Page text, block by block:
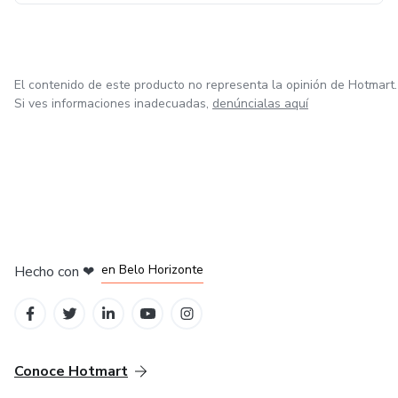
El contenido de este producto no representa la opinión de Hotmart.
Si ves informaciones inadecuadas, denúncialas aquí
Hecho con ❤ en Belo Horizonte
Conoce Hotmart